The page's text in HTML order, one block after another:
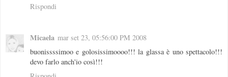
Rispondi
Micaela mar set 23, 05:56:00 PM 2008
buonissssimoo e golosissimoooo!!! la glassa è uno spettacolo!!!
devo farlo anch'io così!!!